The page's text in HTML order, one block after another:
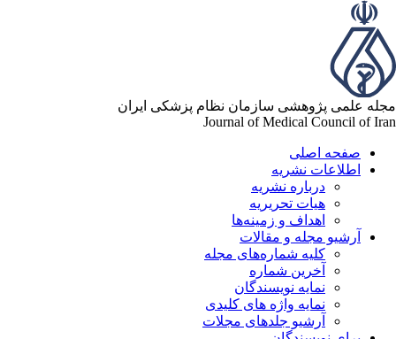
علمی پژوهشی سازمان نظام پزشکی ایران
Journal of Medical Council of
صفحه اصلی
اطلاعات نشریه
درباره نشریه
هیات تحریریه
اهداف و زمینه‌ها
آرشیو مجله و مقالات
کلیه شماره‌های مجله
آخرین شماره
نمایه نویسندگان
نمایه واژه های کلیدی
آرشیو جلدهای مجلات